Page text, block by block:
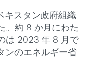
キスタン政府組織
。約 8 か月にわた
は 2023 年 8 月で
ンのエネルギー省